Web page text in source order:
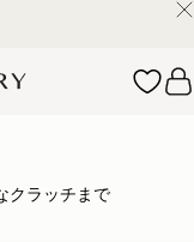
クラッチまで
よりエレガントに、